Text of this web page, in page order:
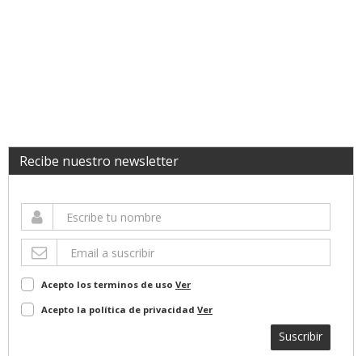
Recibe nuestro newsletter
Acepto los terminos de uso Ver
Acepto la política de privacidad Ver
Suscribir